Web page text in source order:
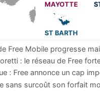
MAYOTTE
ST BARTH
Free Mobile progresse
: le réseau de Free
: Free annonce un cap
sans surcoût son forfait